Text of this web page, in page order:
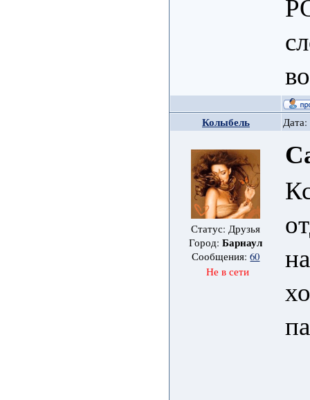
Колыбель
Статус: Друзья
Город:Барнаул
Сообщения:60
Не в сети